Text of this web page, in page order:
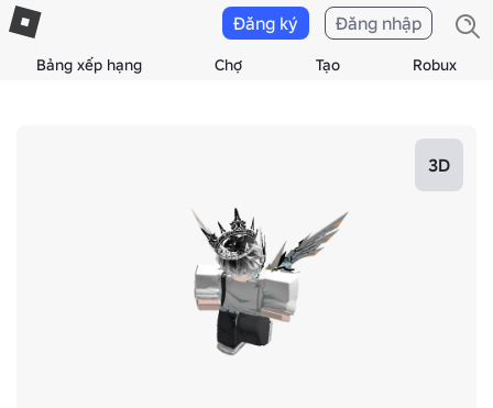
Bảng xếp hạng Chợ Tạo Robux
Đăng ký Đăng nhập
3D